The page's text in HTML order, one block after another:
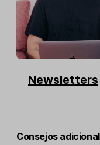
Newsletters
Consejos